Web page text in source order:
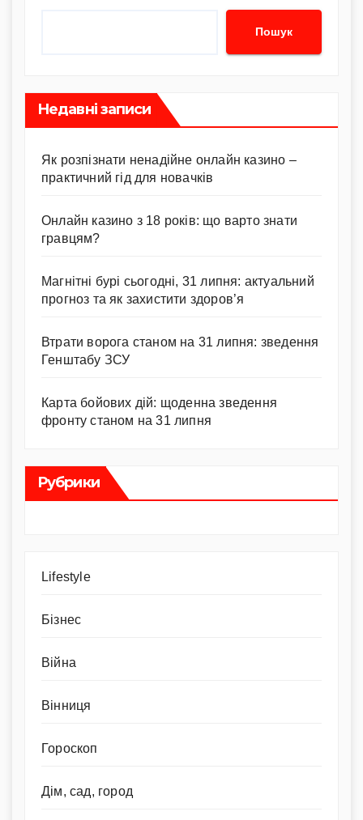
Пошук
Недавні записи
Як розпізнати ненадійне онлайн казино –
практичний гід для новачків
Онлайн казино з 18 років: що варто знати
гравцям?
Магнітні бурі сьогодні, 31 липня: актуальний
прогноз та як захистити здоров’я
Втрати ворога станом на 31 липня: зведення
Генштабу ЗСУ
Карта бойових дій: щоденна зведення
фронту станом на 31 липня
Рубрики
Lifestyle
Бізнес
Війна
Вінниця
Гороскоп
Дім, сад, город